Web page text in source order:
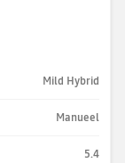
Mild Hybrid
Manueel
5.4